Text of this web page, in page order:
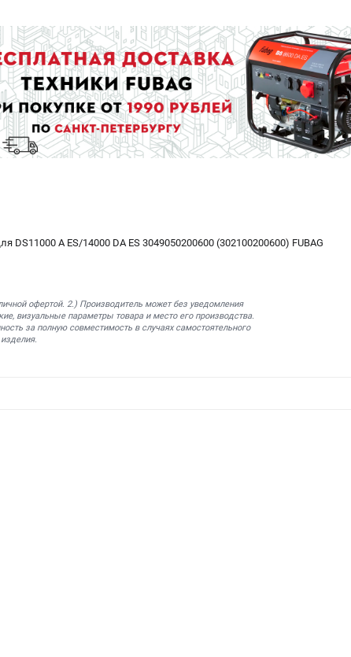
DS11000 A ES/14000 DA ES 3049050200600 (302100200600) FUBAG
офертой. 2.) Производитель может без уведомления
визуальные параметры товара и место его производства.
за полную совместимость в случаях самостоятельного